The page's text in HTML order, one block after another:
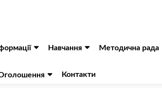
Навчання Методична рада
Контакти